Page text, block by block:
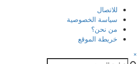
للاتصال
سياسة الخصوصية
من نحن؟
خريطة الموقع
×